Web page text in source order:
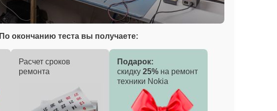
По окончанию теста вы получаете:
Расчет сроков
ремонта
Подарок:
скидку 25% на ремонт
техники Nokia